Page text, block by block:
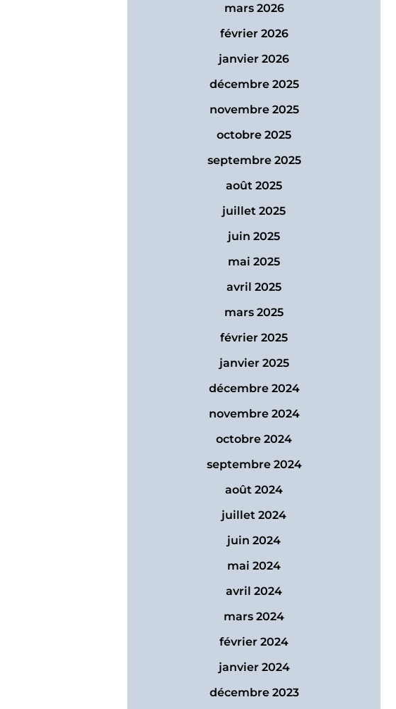
mars 2026
février 2026
janvier 2026
décembre 2025
novembre 2025
octobre 2025
septembre 2025
août 2025
juillet 2025
juin 2025
mai 2025
avril 2025
mars 2025
février 2025
janvier 2025
décembre 2024
novembre 2024
octobre 2024
septembre 2024
août 2024
juillet 2024
juin 2024
mai 2024
avril 2024
mars 2024
février 2024
janvier 2024
décembre 2023